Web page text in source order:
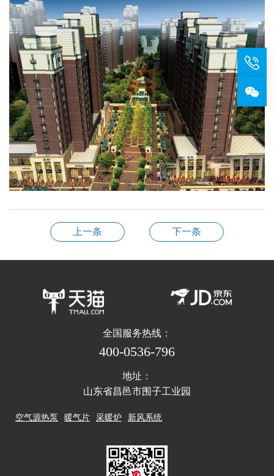
上一条 下一条
全国服务热线：
400-0536-796
地址：
山东省昌邑市围子工业园
空气源热泵 暖气片 采暖炉 新风系统